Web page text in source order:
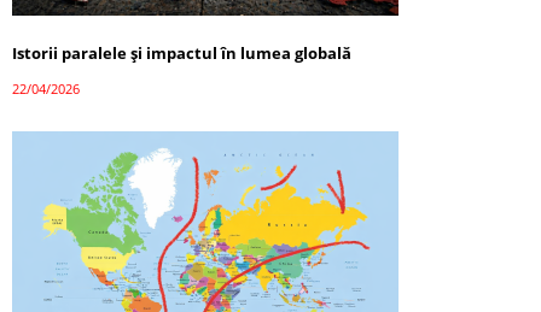
Istorii paralele și impactul în lumea globală
22/04/2026